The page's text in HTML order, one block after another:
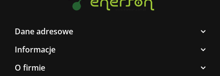
Dane adresowe
Informacje
O firmie